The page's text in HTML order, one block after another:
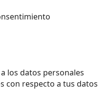
los datos personales
con respecto a tus datos